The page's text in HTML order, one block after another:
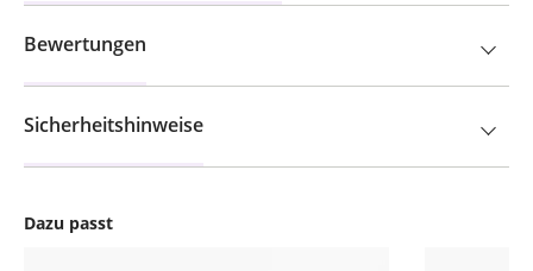
Dazu passt
Bewertungen
Sicherheitshinweise